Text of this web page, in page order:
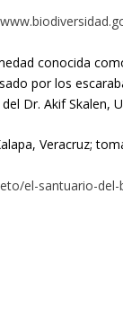
conocida
por los
Dr. Akif Skalen,
Veracruz;
el-santuario-del-